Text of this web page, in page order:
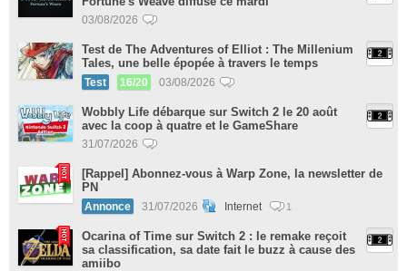
03/08/2026
Test de The Adventures of Elliot : The Millenium
Tales, une belle épopée à travers le temps
Test 16/20 03/08/2026
Wobbly Life débarque sur Switch 2 le 20 août
avec la coop à quatre et le GameShare
31/07/2026
[Rappel] Abonnez-vous à Warp Zone, la newsletter de
PN
Annonce 31/07/2026 Internet 1
Ocarina of Time sur Switch 2 : le remake reçoit
sa classification, sa date fait le buzz à cause des
amiibo